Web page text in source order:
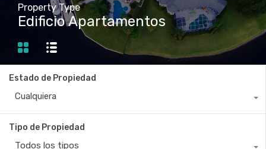
Property Type
Edificio Apartamentos
Estado de Propiedad
Cualquiera
Tipo de Propiedad
Todos los tipos